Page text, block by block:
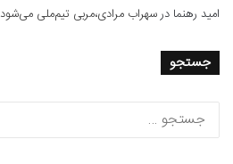
امید رهنما درسهراب مرادی،مربی تیم‌ملی می‌شود
جستجو